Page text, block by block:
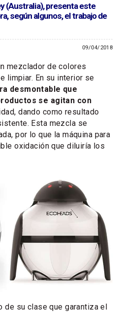
(Australia), presenta este
según algunos, el trabajo de
09/04/2018
mezclador de colores
limpiar. En su interior se
desmontable que
se agitan con
dando como resultado
Esta mezcla se
por lo que la máquina para
oxidación que diluiría los
su clase que garantiza el